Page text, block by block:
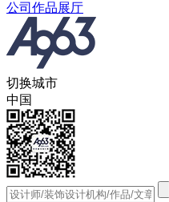
公司作品展厅
切换城市
中国